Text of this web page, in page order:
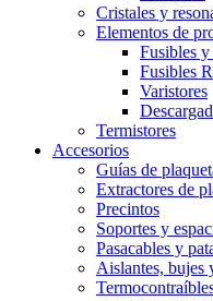
Cristales y
Elementos de
Fusibles
Fusibles
Varistores
Termistores
Accesorios
Guías de
Extractores de
Precintos
Soportes y
Pasacables y
Aislantes, bujes